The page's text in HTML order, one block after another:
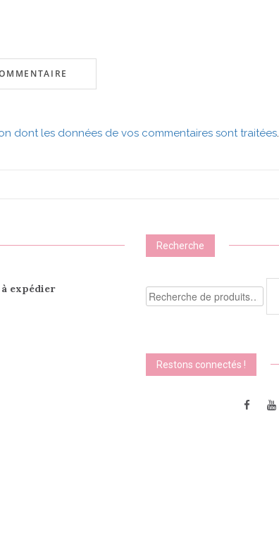
dont les données de vos commentaires sont traitées.
expédier
Recherche
Recherche
pour :
Restons connectés !